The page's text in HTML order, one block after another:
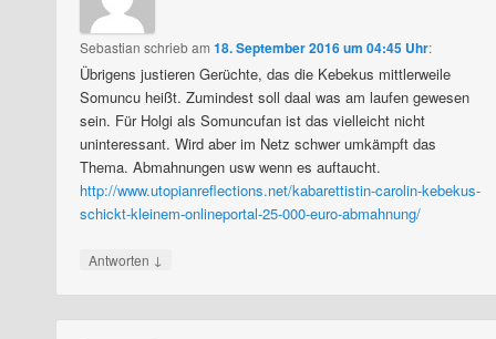
Sebastian schriebam18. September 2016 um 04:45 Uhr:
Übrigens justieren Gerüchte, das die Kebekus mittlerweile
Somuncu heißt. Zumindest soll daal was am laufen gewesen
sein. Für Holgi als Somuncufan ist das vielleicht nicht
uninteressant. Wird aber im Netz schwer umkämpft das
Thema. Abmahnungen usw wenn es auftaucht.
http://www.utopianreflections.net/kabarettistin-carolin-kebekus-
schickt-kleinem-onlineportal-25-000-euro-abmahnung/
Antworten ↓